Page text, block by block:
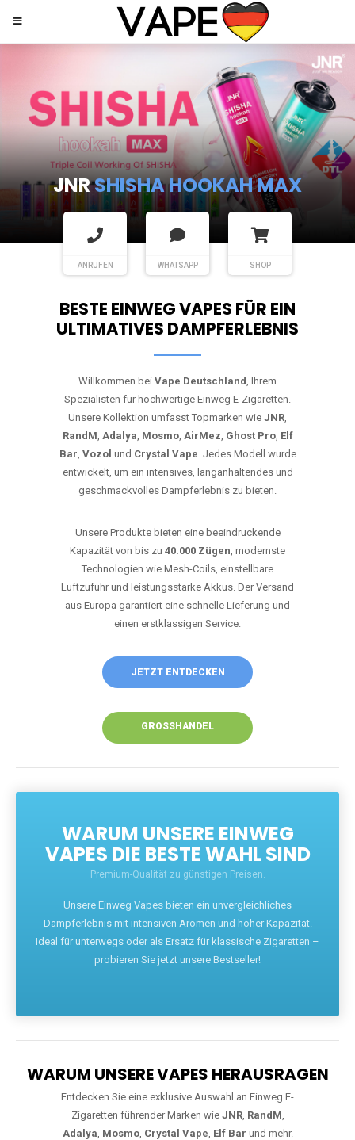
JNRSHISHA HOOKAH MAX
ANRUFEN WHATSAPP SHOP
BESTE EINWEG VAPES FÜR EIN
ULTIMATIVES DAMPFERLEBNIS
Willkommen bei Vape Deutschland, Ihrem
Spezialisten für hochwertige Einweg E-Zigaretten.
Unsere Kollektion umfasst Topmarken wie JNR,
RandM, Adalya, Mosmo, AirMez, Ghost Pro, Elf
Bar, Vozol und Crystal Vape. Jedes Modell wurde
entwickelt, um ein intensives, langanhaltendes und
geschmackvolles Dampferlebnis zu bieten.
Unsere Produkte bieten eine beeindruckende
Kapazität von bis zu 40.000 Zügen, modernste
Technologien wie Mesh-Coils, einstellbare
Luftzufuhr und leistungsstarke Akkus. Der Versand
aus Europa garantiert eine schnelle Lieferung und
einen erstklassigen Service.
JETZT ENTDECKEN
GROSSHANDEL
WARUM UNSERE EINWEG
VAPES DIE BESTE WAHL SIND
Premium-Qualität zu günstigen Preisen.
Unsere Einweg Vapes bieten ein unvergleichliches
Dampferlebnis mit intensiven Aromen und hoher Kapazität.
Ideal für unterwegs oder als Ersatz für klassische Zigaretten –
probieren Sie jetzt unsere Bestseller!
WARUM UNSERE VAPES HERAUSRAGEN
Entdecken Sie eine exklusive Auswahl an Einweg E-
Zigaretten führender Marken wie JNR, RandM,
Adalya, Mosmo, Crystal Vape, Elf Bar und mehr.